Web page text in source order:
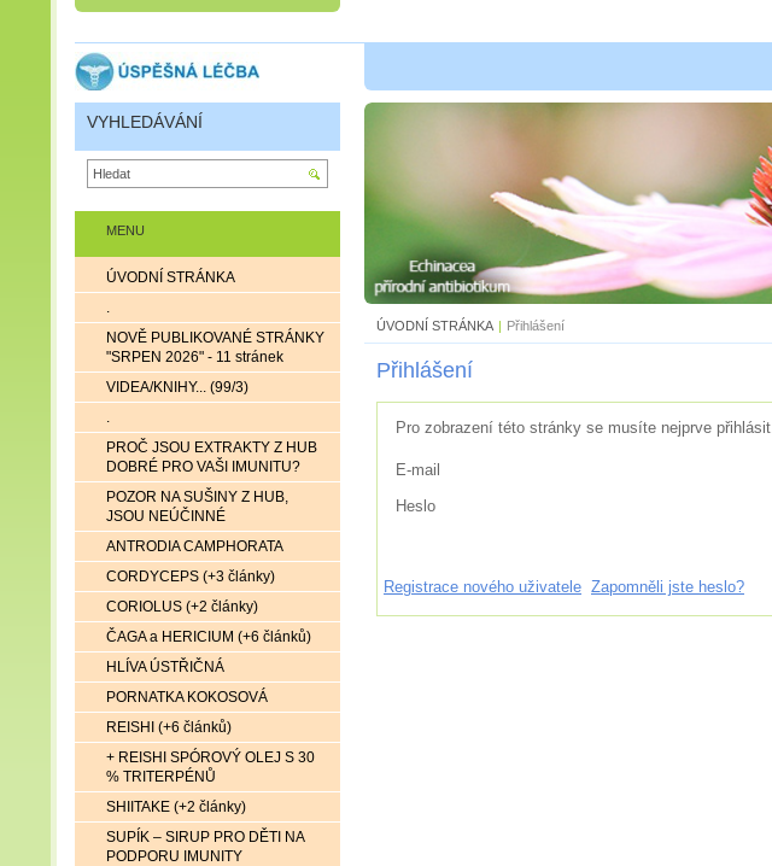
ÚVODNÍ STRÁNKA | Přihlášení
Přihlášení
Pro zobrazení této stránky se musíte nejprve přihlásit.
E-mail
Heslo
Registrace nového uživatele Zapomněli jste heslo?
MENU
ÚVODNÍ STRÁNKA
.
NOVĚ PUBLIKOVANÉ STRÁNKY
"SRPEN 2026" - 11 stránek
VIDEA/KNIHY... (99/3)
.
PROČ JSOU EXTRAKTY Z HUB
DOBRÉ PRO VAŠI IMUNITU?
POZOR NA SUŠINY Z HUB,
JSOU NEÚČINNÉ
ANTRODIA CAMPHORATA
CORDYCEPS (+3 články)
CORIOLUS (+2 články)
ČAGA a HERICIUM (+6 článků)
HLÍVA ÚSTŘIČNÁ
PORNATKA KOKOSOVÁ
REISHI (+6 článků)
+ REISHI SPÓROVÝ OLEJ S 30
% TRITERPÉNŮ
SHIITAKE (+2 články)
SUPÍK – SIRUP PRO DĚTI NA
PODPORU IMUNITY
VYHLEDÁVÁNÍ